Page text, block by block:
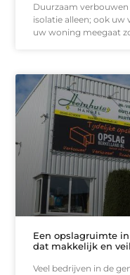
Duurzaam
isolatie alleen; ook uw
uw woning meegaat
Een opslagruimte
dat makkelijk en
Veel bedrijven in de